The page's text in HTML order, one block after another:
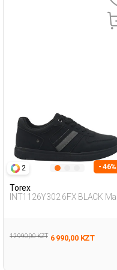
2 - 46%
Torex
INT1126Y302 6FX BLACK Man
12 990,00 KZT 6 990,00 KZT